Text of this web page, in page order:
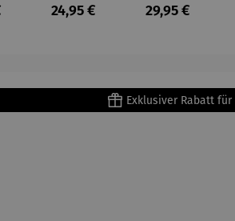
Preis:Regulärer Preis:
24,95 €
Regulärer
29,95 €
Exklusiver Rabatt